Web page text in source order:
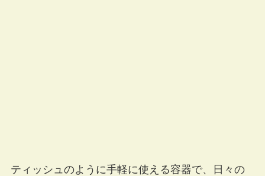
ティッシュのように手軽に使える容器で、日々の